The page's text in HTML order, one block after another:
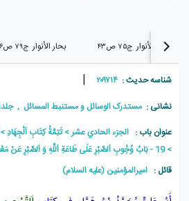
بحار الأنوار ج۷۵ ص۴۳ بحار الأنوار ج۷۹ ص۱۳۶
شناسه حدیث : ۲۰۹۷۱۴ |
نشانی : مستدرک الوسائل و مستنبط المسائل , جلد۱۱ , صفحه۲۵۹
عنوان باب : الجزء الحادي عشر تَتِمَّةُ كِتَابِ اَلْجِهَادِ
19 - بَابُ وُجُوبِ اَلصَّبْرِ عَلَى طَاعَةِ اَللَّهِ وَ اَلصَّبْرِ عَنْ مَعْصِيَتِهِ
قائل : امیرالمؤمنین (علیه السلام)